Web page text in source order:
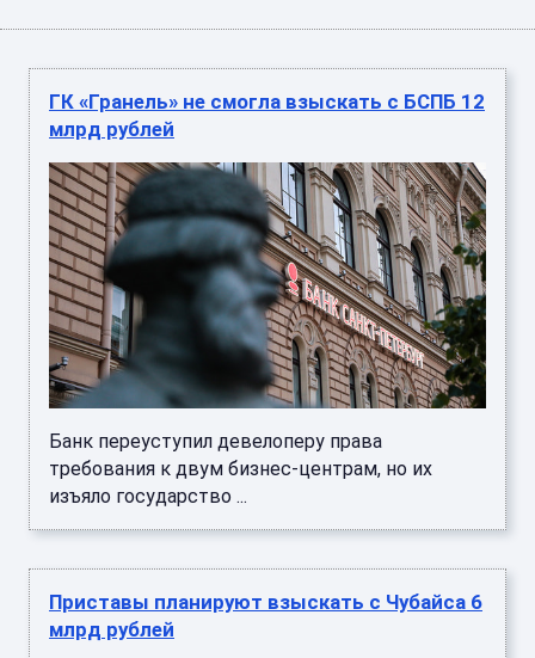
ГК «Гранель» не смогла взыскать с БСПБ 12
млрд рублей
Банк переуступил девелоперу права
требования к двум бизнес-центрам, но их
изъяло государство ...
Приставы планируют взыскать с Чубайса 6
млрд рублей